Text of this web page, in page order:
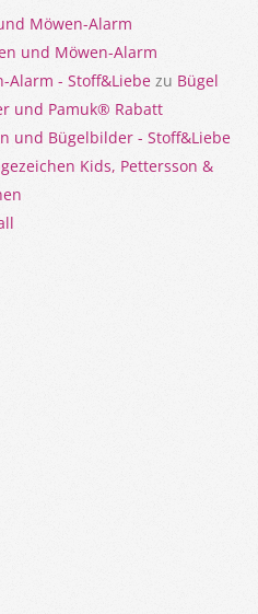
Möwen-Alarm
und Möwen-Alarm
Alarm - Stoff&Liebe zu Bügel
und Pamuk® Rabatt
und Bügelbilder - Stoff&Liebe
Kids, Pettersson &